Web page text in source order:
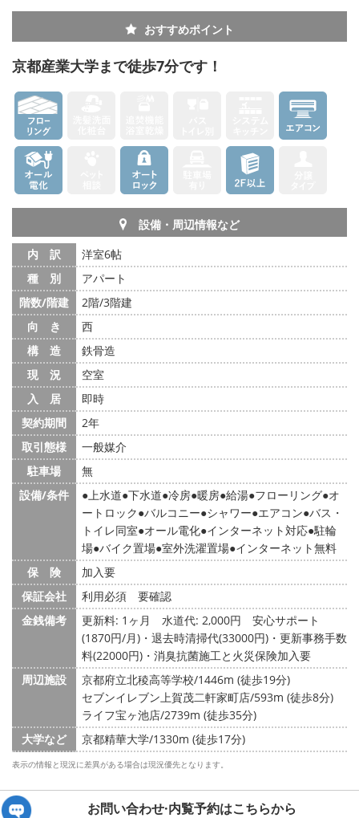
おすすめポイント
京都産業大学まで徒歩7分です！
設備・周辺情報など
内 訳
洋室6帖
種 別
アパート
階数/階建
2階/3階建
向 き
西
構 造
鉄骨造
現 況
空室
入 居
即時
契約期間
2年
取引態様
一般媒介
駐車場
無
設備/条件
上水道 下水道 冷房 暖房 給湯 フローリング オ
ートロック バルコニー シャワー エアコン バス・
トイレ同室 オール電化 インターネット対応 駐輪
場 バイク置場 室外洗濯置場 インターネット無料
保 険
加入要
保証会社
利用必須 要確認
金銭備考
更新料: 1ヶ月 水道代: 2,000円
安心サポート
(1870円/月)・退去時清掃代(33000円)・更新事務手数
料(22000円)・消臭抗菌施工と火災保険加入要
周辺施設
京都府立北稜高等学校/1446m (徒歩19分)
セブンイレブン上賀茂二軒家町店/593m (徒歩8分)
ライフ宝ヶ池店/2739m (徒歩35分)
大学など
京都精華大学/1330m (徒歩17分)
表示の情報と現況に差異がある場合は現況優先となります。
お問い合わせ·内覧予約はこちらから